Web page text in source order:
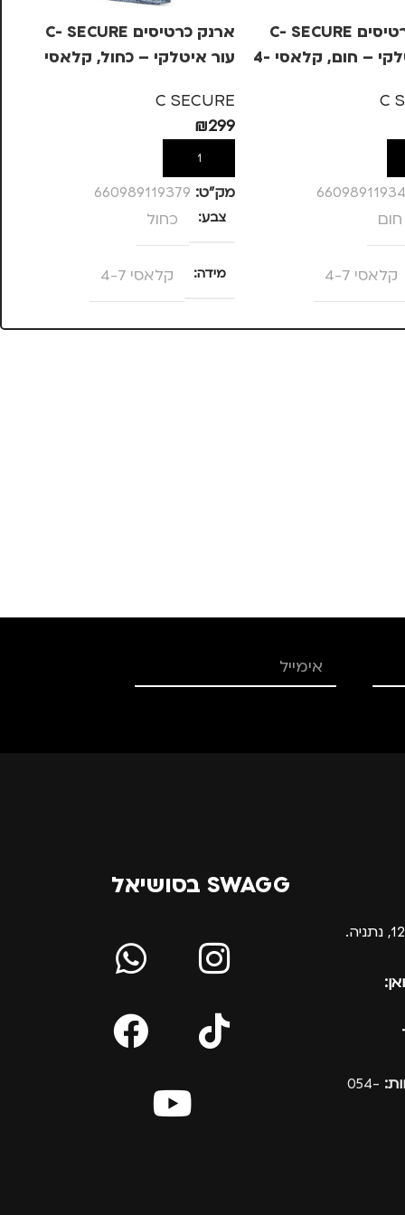
ארנק כרטיסים C- SECURE
עור איטלקי – חום, קלאסי 4-
C
חום
קלאסי 4-7
C SECURE
ארנק כרטיסים C- SECURE
עור איטלקי – כחול, קלאסי
C SECURE
₪299
הוספה לסל
מק”ט: 660989119379
צבע כחול
מידה קלאסי 4-7
מותגים C SECURE
054-
SWAGG בסושיאל